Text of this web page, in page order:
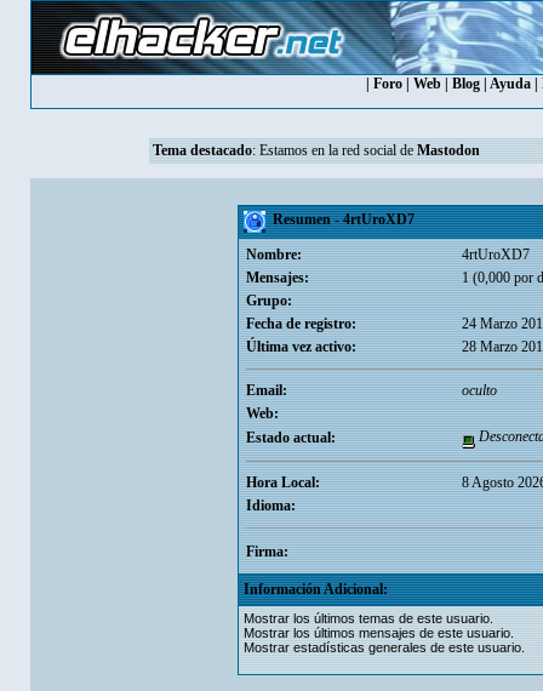
Foro| Web| Blog| Ayuda|
Tema destacado: Estamos en la red social de Mastodon
Resumen - 4rtUroXD7
Nombre:
4rtUroXD7
Mensajes:
1 (0,000 por
Grupo:
Fecha de registro:
24 Marzo
Última vez activo:
28 Marzo
Email:
oculto
Web:
Estado actual:
Hora Local:
8 Agosto
Idioma:
Firma:
Información Adicional:
Mostrar los últimos temas de este usuario.
Mostrar los últimos mensajes de este usuario.
Mostrar estadísticas generales de este usuario.